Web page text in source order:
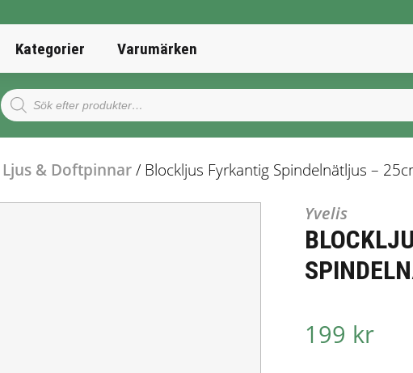
Kategorier Varumärken
Products
search
Ljus & Doftpinnar/ Blockljus Fyrkantig Spindelnätljus –
Yvelis
199 kr